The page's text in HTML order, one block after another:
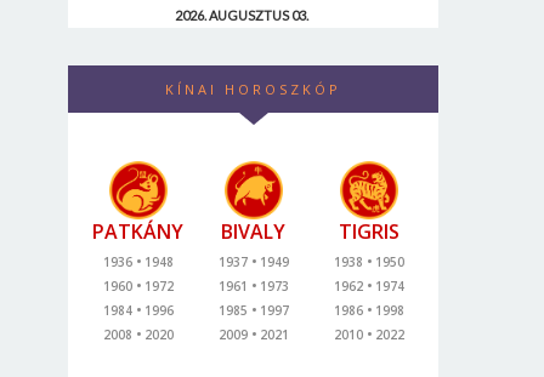
2026. AUGUSZTUS 03.
KÍNAI HOROSZKÓP
PATKÁNY
1936
1948
1960
1972
1984
1996
2008
2020
BIVALY
1937
1949
1961
1973
1985
1997
2009
2021
TIGRIS
1938
1950
1962
1974
1986
1998
2010
2022